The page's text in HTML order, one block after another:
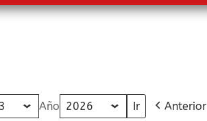
Año Anterior